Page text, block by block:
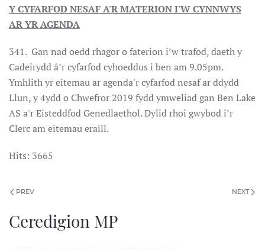
Y CYFARFOD NESAF A'R MATERION I'W CYNNWYS
AR YR AGENDA
341. Gan nad oedd rhagor o faterion i’w trafod, daeth y
Cadeirydd â’r cyfarfod cyhoeddus i ben am 9.05pm.
Ymhlith yr eitemau ar agenda'r cyfarfod nesaf ar ddydd
Llun, y 4ydd o Chwefror 2019 fydd ymweliad gan Ben Lake
AS a'r Eisteddfod Genedlaethol. Dylid rhoi gwybod i’r
Clerc am eitemau eraill.
Hits: 3665
PREV NEXT
Ceredigion MP